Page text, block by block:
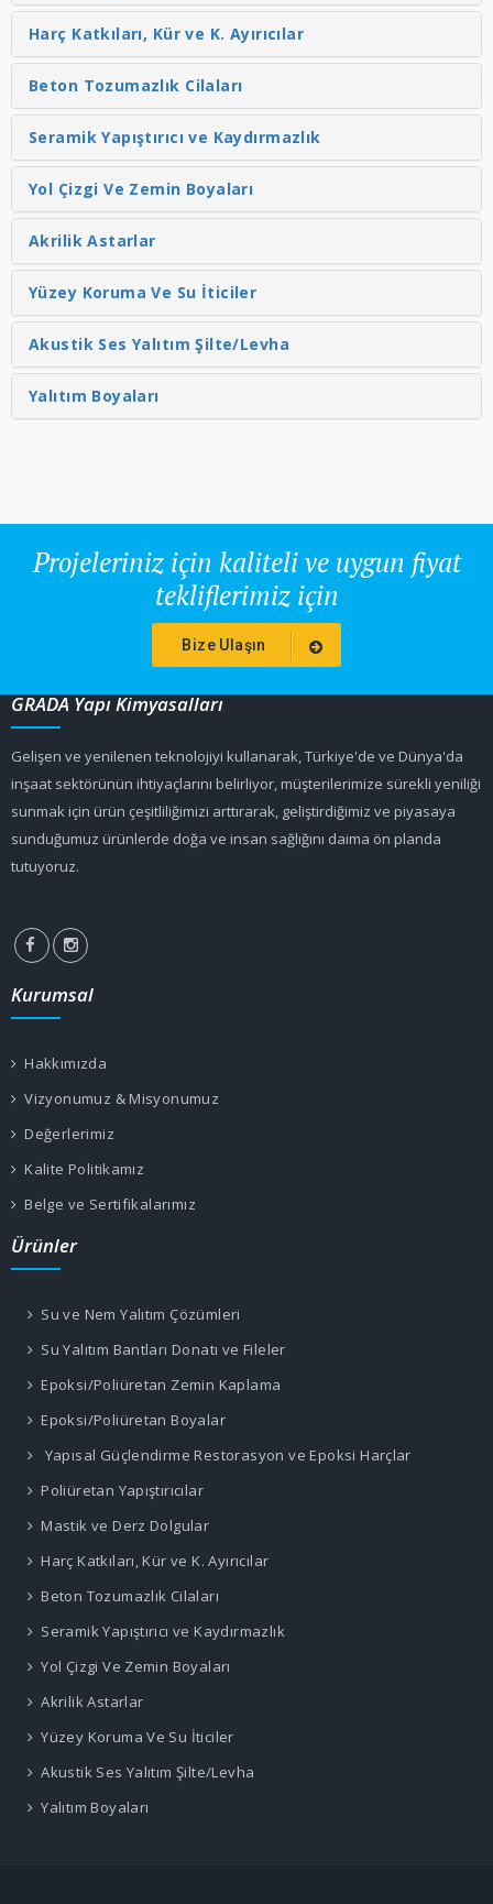
Harç Katkıları, Kür ve K. Ayırıcılar
Beton Tozumazlık Cilaları
Seramik Yapıştırıcı ve Kaydırmazlık
Yol Çizgi Ve Zemin Boyaları
Akrilik Astarlar
Yüzey Koruma Ve Su İticiler
Akustik Ses Yalıtım Şilte/Levha
Yalıtım Boyaları
Projeleriniz için kaliteli ve uygun fiyat
tekliflerimiz için
Bize Ulaşın
GRADA Yapı Kimyasalları
Gelişen ve yenilenen teknolojiyi kullanarak, Türkiye'de ve Dünya'da
inşaat sektörünün ihtiyaçlarını belirliyor, müşterilerimize sürekli yeniliği
sunmak için ürün çeşitliliğimizi arttırarak, geliştirdiğimiz ve piyasaya
sunduğumuz ürünlerde doğa ve insan sağlığını daima ön planda
tutuyoruz.
Kurumsal
Hakkımızda
Vizyonumuz & Misyonumuz
Değerlerimiz
Kalite Politikamız
Belge ve Sertifikalarımız
Ürünler
Su ve Nem Yalıtım Çözümleri
Su Yalıtım Bantları Donatı ve Fileler
Epoksi/Poliüretan Zemin Kaplama
Epoksi/Poliüretan Boyalar
Yapısal Güçlendirme Restorasyon ve Epoksi Harçlar
Poliüretan Yapıştırıcılar
Mastik ve Derz Dolgular
Harç Katkıları, Kür ve K. Ayırıcılar
Beton Tozumazlık Cilaları
Seramik Yapıştırıcı ve Kaydırmazlık
Yol Çizgi Ve Zemin Boyaları
Akrilik Astarlar
Yüzey Koruma Ve Su İticiler
Akustik Ses Yalıtım Şilte/Levha
Yalıtım Boyaları